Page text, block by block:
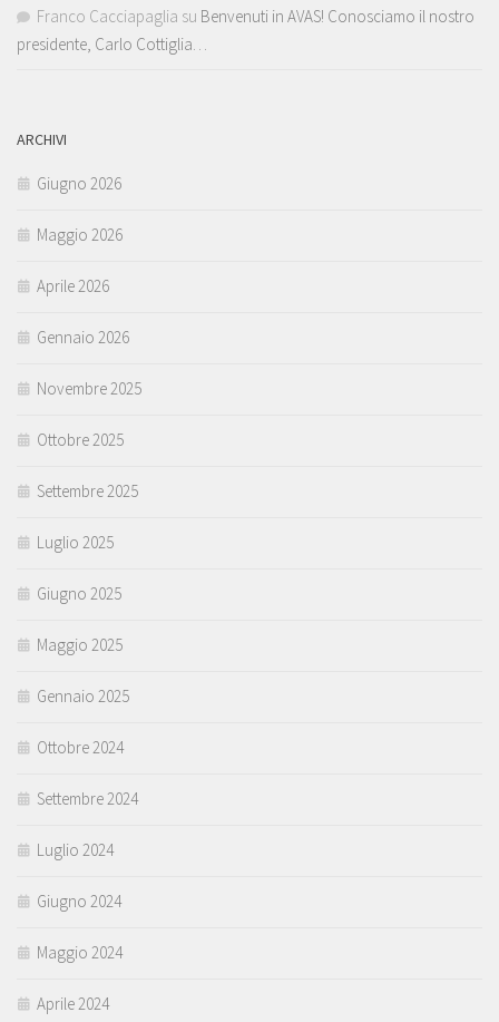
Franco Cacciapaglia su Benvenuti in AVAS! Conosciamo il nostro
presidente, Carlo Cottiglia…
ARCHIVI
Giugno 2026
Maggio 2026
Aprile 2026
Gennaio 2026
Novembre 2025
Ottobre 2025
Settembre 2025
Luglio 2025
Giugno 2025
Maggio 2025
Gennaio 2025
Ottobre 2024
Settembre 2024
Luglio 2024
Giugno 2024
Maggio 2024
Aprile 2024